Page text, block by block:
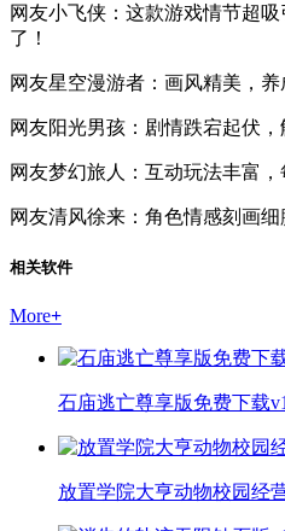
网友小飞侠：这款游戏情节超
了！
网友星空漫游者：画风精美，养
网友阳光男孩：剧情跌宕起伏，
网友梦幻旅人：互动玩法丰富，
网友清风徐来：角色情感刻画细
相关软件
More+
石庙逃亡尊享版免费下载
放置学院大亨动物校园经